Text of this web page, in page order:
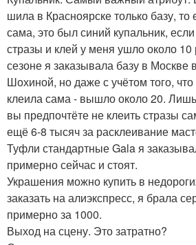
шила в Красноярске только базу, то
сама, это был синий купальник,
стразы и клей у меня ушло около
сезоне я заказывала базу в Москве
Шохиной, но даже с учётом того,
клеила сама - вышло около 20.
вы предпочтёте не клеить стразы
ещё 6-8 тысяч за расклеивание
Туфли стандартные Gala я
примерно сейчас и стоят.
Украшения можно купить в
заказать на алиэкспресс, я брала
примерно за 1000.
Выход на сцену. Это затратно?